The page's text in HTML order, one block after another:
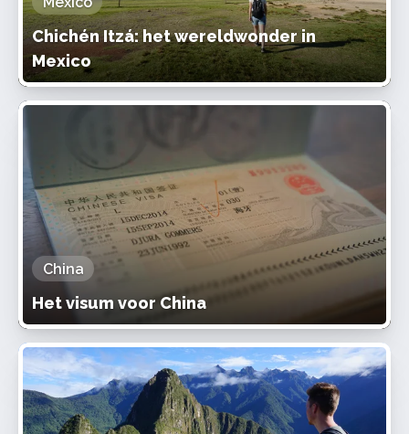
Chichén Itzá: het wereldwonder in
Mexico
China
Het visum voor China